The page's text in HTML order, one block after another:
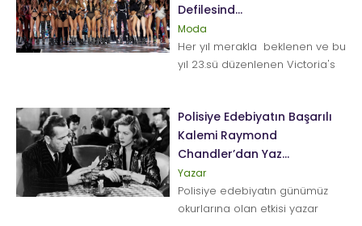
Defilesind...
Moda
Her yıl merakla beklenen ve bu
yıl 23.sü düzenlenen Victoria's
Polisiye Edebiyatın Başarılı
Kalemi Raymond
Chandler’dan Yaz...
Yazar
Polisiye edebiyatın günümüz
okurlarına olan etkisi yazar